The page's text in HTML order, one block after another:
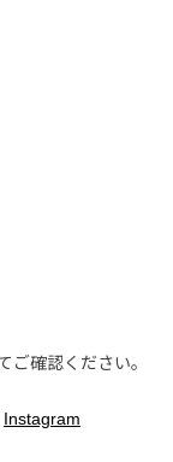
確認ください。
Instagram